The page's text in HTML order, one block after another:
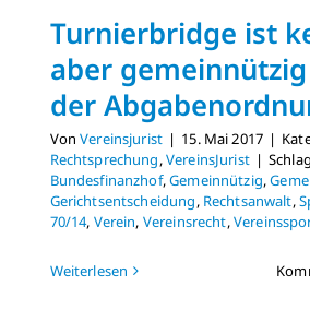
Turnierbridge ist
aber
der
VonVereinsjurist | 15. Mai 2017 |
Rechtsprechung,VereinsJurist |
Bundesfinanzhof,Gemeinnützig,
Gerichtsentscheidung, Rechtsanwalt,
70/14, Verein, Vereinsrecht,
Weiterlesen